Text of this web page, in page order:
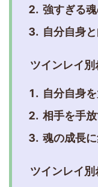
強すぎる
自分自身
ツインレイ別
自分自身
相手を手
魂の成長
ツインレイ